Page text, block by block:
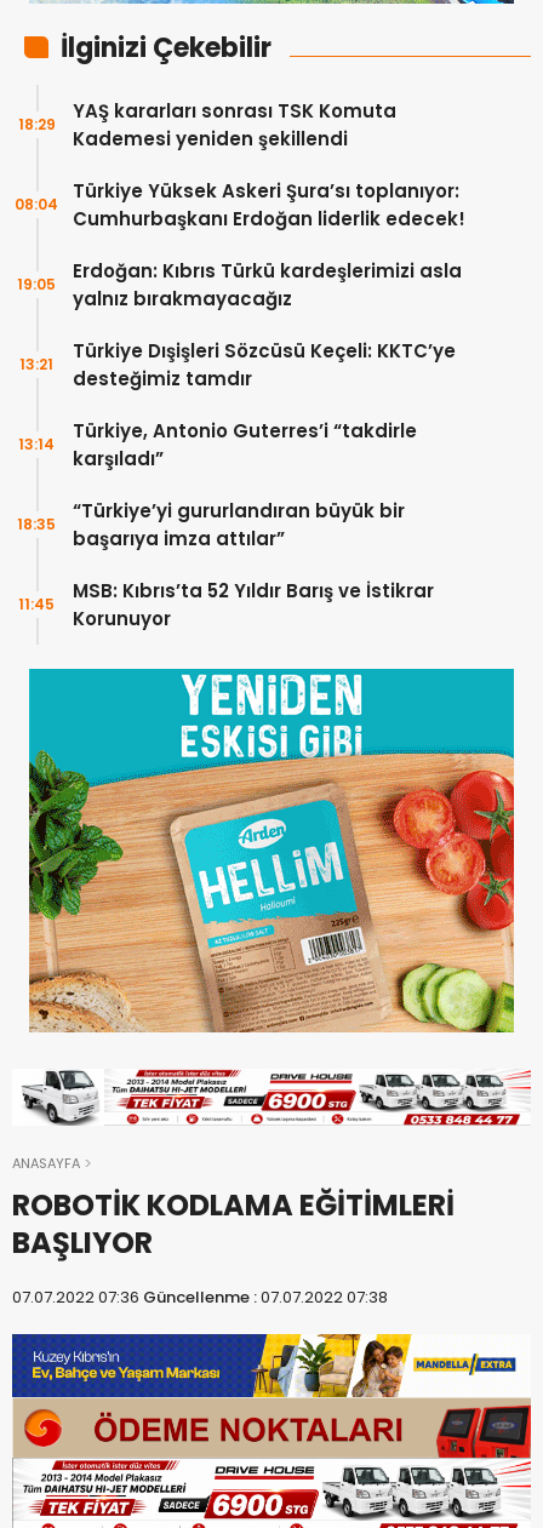
İlginizi Çekebilir
YAŞ kararları sonrası TSK Komuta
Kademesi yeniden şekillendi
18:29
Türkiye Yüksek Askeri Şura’sı toplanıyor:
Cumhurbaşkanı Erdoğan liderlik edecek!
08:04
Erdoğan: Kıbrıs Türkü kardeşlerimizi asla
yalnız bırakmayacağız
19:05
Türkiye Dışişleri Sözcüsü Keçeli: KKTC’ye
desteğimiz tamdır
13:21
Türkiye, Antonio Guterres’i “takdirle
karşıladı”
13:14
“Türkiye’yi gururlandıran büyük bir
başarıya imza attılar”
18:35
MSB: Kıbrıs’ta 52 Yıldır Barış ve İstikrar
Korunuyor
11:45
ANASAYFA
ROBOTİK KODLAMA EĞİTİMLERİ
BAŞLIYOR
07.07.2022 07:36 Güncellenme :07.07.2022 07:38